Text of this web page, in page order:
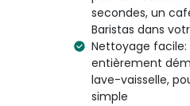
peuvent répondre à toutes vos
Delonghi Toutes nos
secondes, un
Baristas dans
Nettoyage
entièrement
lave-vaisselle,
simple